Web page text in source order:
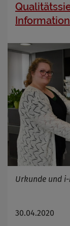
Information
Urkunde und
30.04.2020